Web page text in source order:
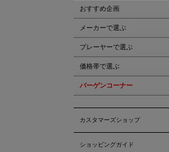
おすすめ企画
メーカーで選ぶ
プレーヤーで選ぶ
価格帯で選ぶ
バーゲンコーナー
カスタマーズショップ
ショッピングガイド